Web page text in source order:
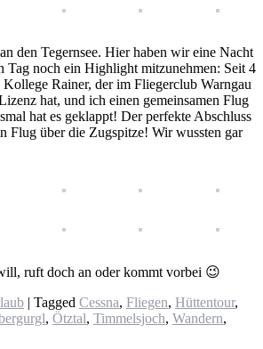
den Tegernsee. Hier haben wir eine Nacht
Tag noch ein Highlight mitzunehmen: Seit 4
Kollege Rainer, der im Fliegerclub Warngau
hat, und ich einen gemeinsamen Flug
hat es geklappt! Der perfekte Abschluss
Flug über die Zugspitze! Wir wussten gar
ruft doch an oder kommt vorbei 😉
| Tagged Cessna, Fliegen, Hüttentour,
, Ötztal, Timmelsjoch, Wandern,